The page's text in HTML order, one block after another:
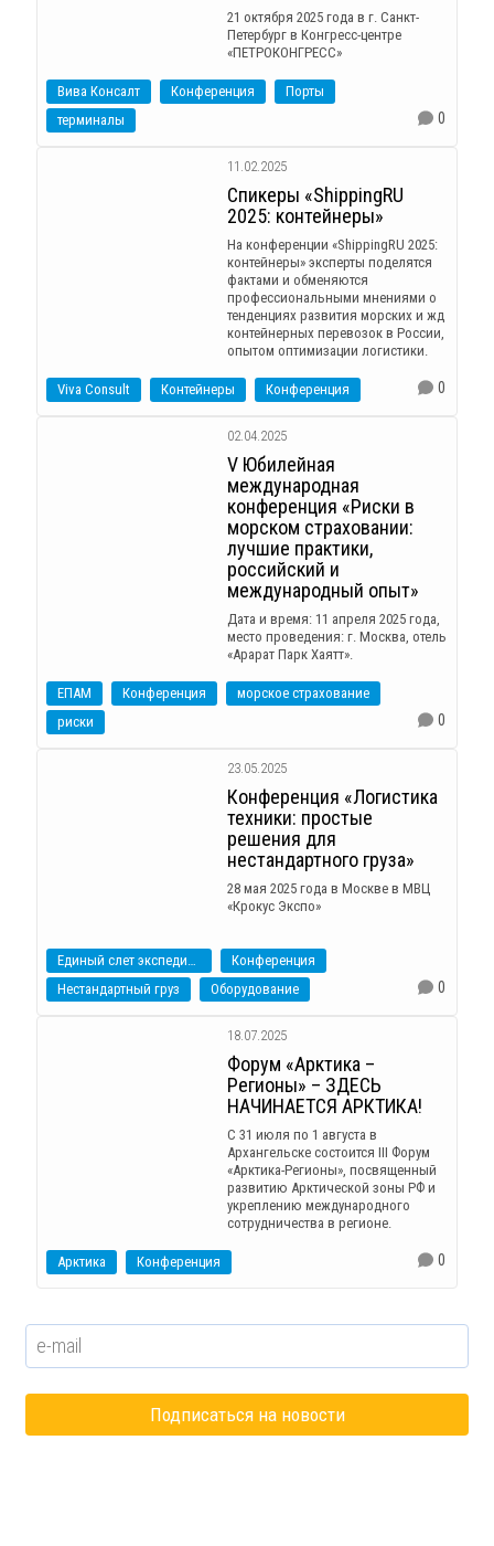
21 октября 2025 года в г. Санкт-
Петербург в Конгресс-центре
«ПЕТРОКОНГРЕСС»
Вива Консалт Конференция
Порты
терминалы
0
11.02.2025
Спикеры «ShippingRU
2025: контейнеры»
На конференции «ShippingRU 2025:
контейнеры» эксперты поделятся
фактами и обменяются
профессиональными мнениями о
тенденциях развития морских и жд
контейнерных перевозок в России,
опытом оптимизации логистики.
Viva Consult Контейнеры Конференция 0
02.04.2025
V Юбилейная
международная
конференция «Риски в
морском страховании:
лучшие практики,
российский и
международный опыт»
Дата и время: 11 апреля 2025 года,
место проведения: г. Москва, отель
«Арарат Парк Хаятт».
ЕПАМ Конференция
морское страхование
риски
0
23.05.2025
Конференция «Логистика
техники: простые
решения для
нестандартного груза»
28 мая 2025 года в Москве в МВЦ
«Крокус Экспо»
Конференция
Нестандартный груз
Оборудование 0
18.07.2025
Форум «Арктика –
Регионы» – ЗДЕСЬ
НАЧИНАЕТСЯ АРКТИКА!
С 31 июля по 1 августа в
Архангельске состоится III Форум
«Арктика-Регионы», посвященный
развитию Арктической зоны РФ и
укреплению международного
сотрудничества в регионе.
Арктика Конференция 0